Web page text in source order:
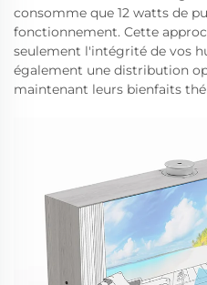
consomme que 12 watts de
fonctionnement. Cette
seulement l'intégrité de vos
également une distribution
maintenant leurs bienfaits